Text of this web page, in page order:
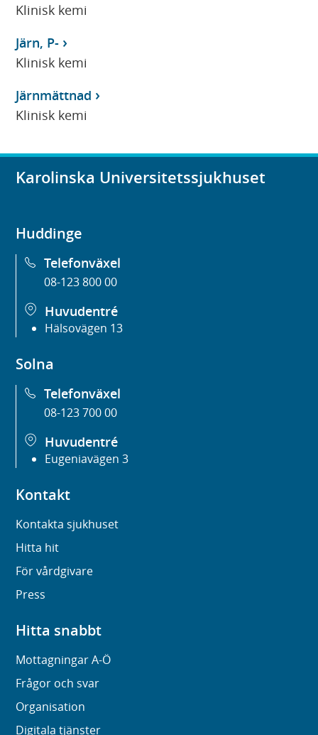
Klinisk kemi
Järn, P-
Klinisk kemi
Järnmättnad
Klinisk kemi
Karolinska Universitetssjukhuset
Huddinge
Telefonväxel
08-123 800 00
Huvudentré
Hälsovägen 13
Solna
Telefonväxel
08-123 700 00
Huvudentré
Eugeniavägen 3
Kontakt
Kontakta sjukhuset
Hitta hit
För vårdgivare
Press
Hitta snabbt
Mottagningar A-Ö
Frågor och svar
Organisation
Digitala tjänster